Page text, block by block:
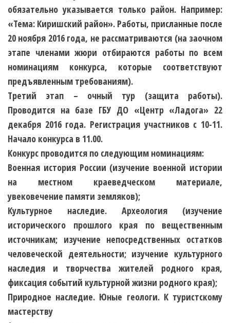
обязательно указывается только район. Например:
«Тема: Киришский район». Работы, присланные после
20 ноября 2016 года, не рассматриваются (на заочном
этапе членами жюри отбираются работы по всем
номинациям конкурса, которые соответствуют
предъявленным требованиям).
Третий этап – очный тур (защита работы).
Проводится на базе ГБУ ДО «Центр «Ладога» 22
декабря 2016 года. Регистрация участников с 10-11.
Начало конкурса в 11.00.
Конкурс проводится по следующим номинациям:
Военная история России (изучение военной истории
на местном краеведческом материале,
увековечение памяти земляков);
Культурное наследие. Археология (изучение
исторического прошлого края по вещественным
источникам; изучение непосредственных остатков
человеческой деятельности; изучение культурного
наследия и творчества жителей родного края,
фиксация событий культурной жизни родного края);
Природное наследие. Юные геологи. К туристскому
мастерству